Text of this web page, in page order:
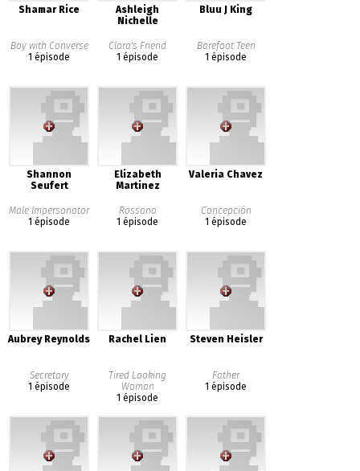
Shamar Rice
Boy with Converse
1 épisode
Ashleigh
Nichelle
Clara's Friend
1 épisode
Bluu J King
Barefoot Teen
1 épisode
Shannon
Seufert
Male Impersonator
1 épisode
Elizabeth
Martinez
Rossana
1 épisode
Valeria Chavez
Concepción
1 épisode
Aubrey Reynolds
Secretary
1 épisode
Rachel Lien
Tired Looking
Woman
1 épisode
Steven Heisler
Father
1 épisode